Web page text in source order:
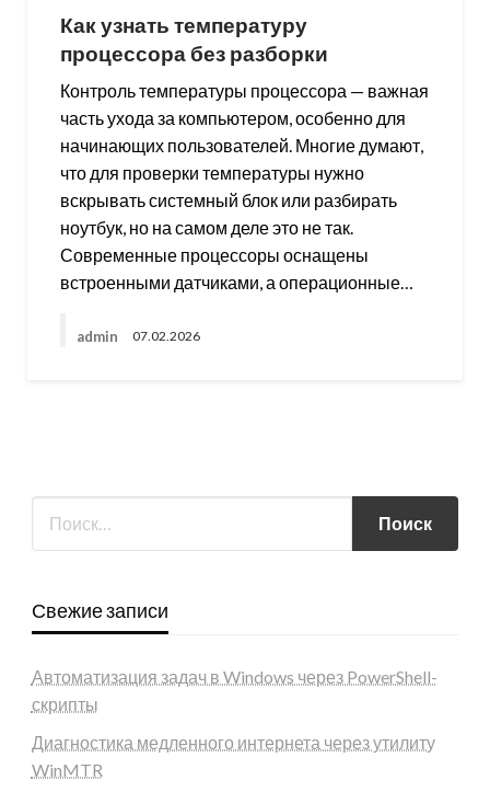
Как узнать температуру
процессора без разборки
Контроль температуры процессора — важная
часть ухода за компьютером, особенно для
начинающих пользователей. Многие думают,
что для проверки температуры нужно
вскрывать системный блок или разбирать
ноутбук, но на самом деле это не так.
Современные процессоры оснащены
встроенными датчиками, а операционные…
admin 07.02.2026
Свежие записи
Автоматизация задач в Windows через PowerShell-
скрипты
Диагностика медленного интернета через утилиту
WinMTR